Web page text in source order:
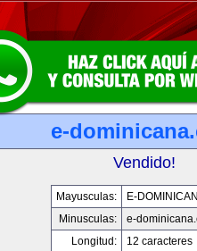
e-
Vendido!
Mayusculas:
E-
Minusculas:
e-
Longitud:
12 caracteres